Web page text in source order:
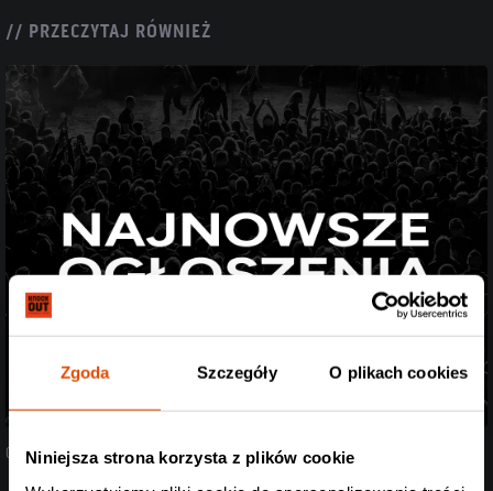
Zgoda Szczegóły O plikach cookies
Niniejsza strona korzysta z plików cookie
// PRZECZYTAJ RÓWNIEŻ
07.08.2026